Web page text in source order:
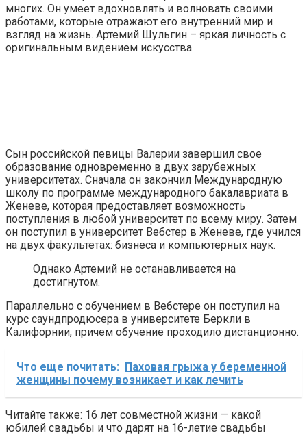
многих. Он умеет вдохновлять и волновать своими
работами, которые отражают его внутренний мир и
взгляд на жизнь. Артемий Шульгин – яркая личность с
оригинальным видением искусства.
Сын российской певицы Валерии завершил свое
образование одновременно в двух зарубежных
университетах. Сначала он закончил Международную
школу по программе международного бакалавриата в
Женеве, которая предоставляет возможность
поступления в любой университет по всему миру. Затем
он поступил в университет Вебстер в Женеве, где учился
на двух факультетах: бизнеса и компьютерных наук.
Однако Артемий не останавливается на
достигнутом.
Параллельно с обучением в Вебстере он поступил на
курс саундпродюсера в университете Беркли в
Калифорнии, причем обучение проходило дистанционно.
Что еще почитать:
Паховая грыжа у беременной
женщины почему возникает и как лечить
Читайте также: 16 лет совместной жизни — какой
юбилей свадьбы и что дарят на 16-летие свадьбы